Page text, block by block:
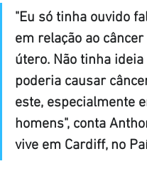
"Eu só tinha ouvido
em relação ao
útero. Não tinha
poderia causar
este, especialmente
homens", conta
vive em Cardiff, no